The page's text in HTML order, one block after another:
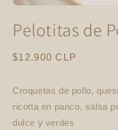
multimedia
1
una
ventana
Pelotitas de
Precio
$12.900 CLP
Croquetas de pollo,
ricotta en panco, salsa
dulce y verdes